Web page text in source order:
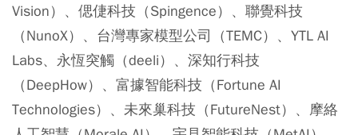
Vision）、偲倢科技（Spingence）、聯覺科技
（NunoX）、台灣專家模型公司（TEMC）、YTL AI
Labs、永恆突觸（deeli）、深知行科技
（DeepHow）、富據智能科技（Fortune AI
Technologies）、未來巢科技（FutureNest）、摩絡